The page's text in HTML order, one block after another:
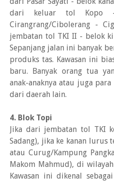
dari keluar tol Kopo
Cirangrang/Cibolerang -
jembatan tol TKI II - belok
Sepanjang jalan ini banyak
produks tas. Kawasan ini
baru. Banyak orang tua
anak-anaknya atau juga
dari daerah lain.
4. Blok Topi
Jika dari jembatan tol TKI
Sadang), jika ke kanan lurus
atau Curug/Kampung
Makom Mahmud), di
Kawasan ini dikenal